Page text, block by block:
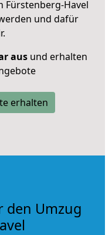
Fürstenberg-Havel
und dafür
ausund erhalten
erhalten
den Umzug